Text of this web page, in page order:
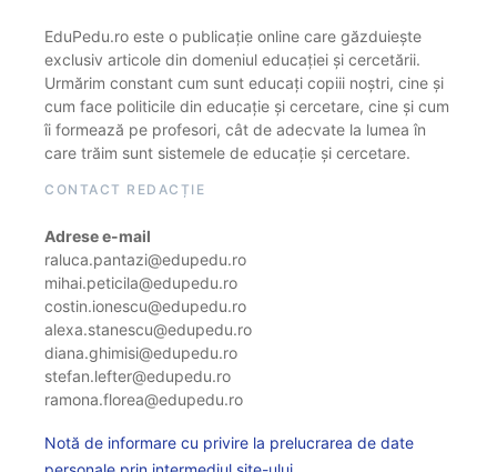
EduPedu.ro este o publicație online care găzduiește
exclusiv articole din domeniul educației și cercetării.
Urmărim constant cum sunt educați copiii noștri, cine și
cum face politicile din educație și cercetare, cine și cum
îi formează pe profesori, cât de adecvate la lumea în
care trăim sunt sistemele de educație și cercetare.
CONTACT REDACȚIE
Adrese e-mail
raluca.pantazi@edupedu.ro
mihai.peticila@edupedu.ro
costin.ionescu@edupedu.ro
alexa.stanescu@edupedu.ro
diana.ghimisi@edupedu.ro
stefan.lefter@edupedu.ro
ramona.florea@edupedu.ro
Notă de informare cu privire la prelucrarea de date